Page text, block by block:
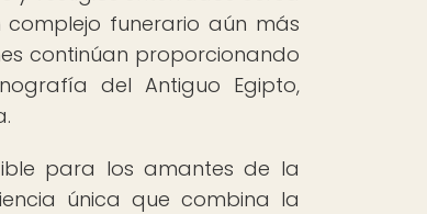
funerario aún más
continúan proporcionando
del Antiguo Egipto,
para los amantes de la
única que combina la